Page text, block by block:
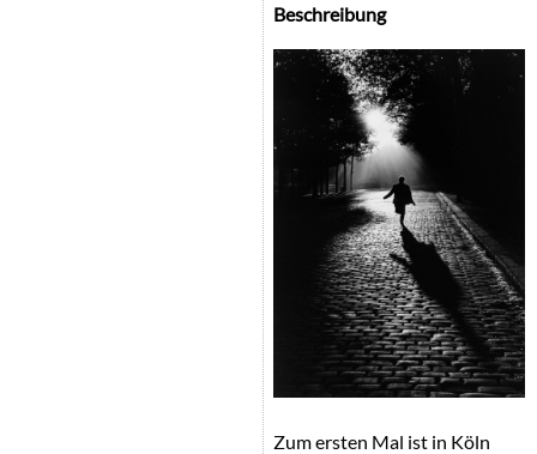
Beschreibung
Zum ersten Mal ist in Köln